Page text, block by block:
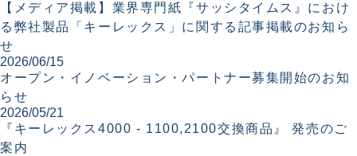
【メディア掲載】業界専門紙『サッシタイムス』におけ
る弊社製品「キーレックス」に関する記事掲載のお知ら
せ
2026/06/15
オープン・イノベーション・パートナー募集開始のお知
らせ
2026/05/21
『キーレックス4000 - 1100,2100交換商品』 発売のご
案内